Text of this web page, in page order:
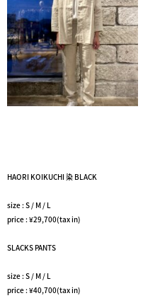
HAORI KOIKUCHI 染 BLACK
size : S / M / L
price : ¥29,700(tax in)
SLACKS PANTS
size : S / M / L
price : ¥40,700(tax in)